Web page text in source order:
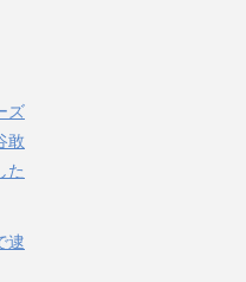
ズ
敢
た
逮